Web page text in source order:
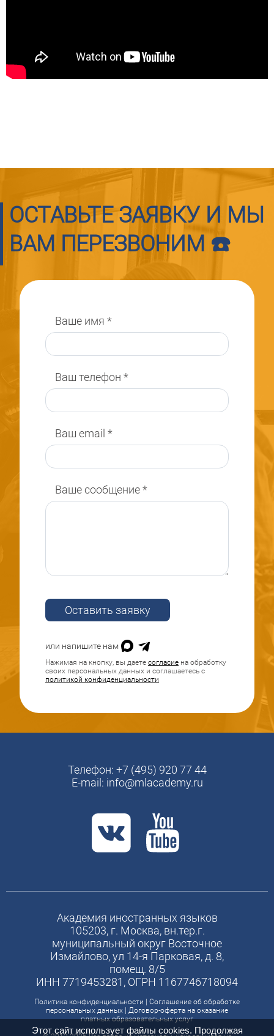
ОСТАВЬТЕ ЗАЯВКУ И МЫ
ВАМ ПЕРЕЗВОНИМ ☎️
Ваше имя *
Ваш телефон *
Ваш email *
Ваше сообщение*
Оставить заявку
или напишите нам
Нажимая на кнопку, вы даете согласие на обработку
своих персональных данных и соглашаетесь с
политикой конфиденциальности
Телефон: +7 (495) 920 77 44
E-mail: info@mlacademy.ru
Академия иностранных языков
105203, г. Москва, вн.тер.г.
муниципальный округ Восточное
Измайлово, ул 14-я Парковая, д. 8,
помещ. 8/5
ИНН 7719453281, ОГРН 1167746718094
Политика конфиденциальности
Соглашение об обработке
персональных данных
Договор-оферта на оказание
платных образовательных услуг
Этот сайт использует файлы cookies. Продолжая